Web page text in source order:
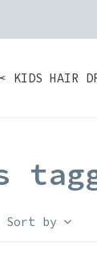
KIDS HAIR
Sort by